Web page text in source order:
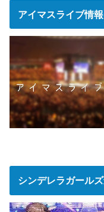
アイマスライブ情
シンデレラガール